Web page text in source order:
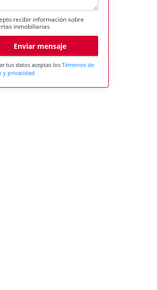
recibir información sobre
inmobiliarias
Enviar mensaje
tus datos aceptas losTérminos de
y privacidad